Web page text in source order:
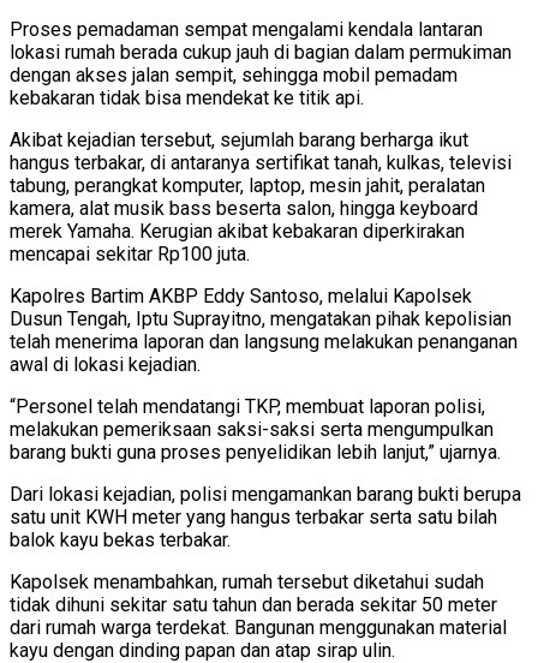
Proses pemadaman sempat mengalami kendala lantaran
lokasi rumah berada cukup jauh di bagian dalam permukiman
dengan akses jalan sempit, sehingga mobil pemadam
kebakaran tidak bisa mendekat ke titik api.
Akibat kejadian tersebut, sejumlah barang berharga ikut
hangus terbakar, di antaranya sertifikat tanah, kulkas, televisi
tabung, perangkat komputer, laptop, mesin jahit, peralatan
kamera, alat musik bass beserta salon, hingga keyboard
merek Yamaha. Kerugian akibat kebakaran diperkirakan
mencapai sekitar Rp100 juta.
Kapolres Bartim AKBP Eddy Santoso, melalui Kapolsek
Dusun Tengah, Iptu Suprayitno, mengatakan pihak kepolisian
telah menerima laporan dan langsung melakukan penanganan
awal di lokasi kejadian.
“Personel telah mendatangi TKP, membuat laporan polisi,
melakukan pemeriksaan saksi-saksi serta mengumpulkan
barang bukti guna proses penyelidikan lebih lanjut,” ujarnya.
Dari lokasi kejadian, polisi mengamankan barang bukti berupa
satu unit KWH meter yang hangus terbakar serta satu bilah
balok kayu bekas terbakar.
Kapolsek menambahkan, rumah tersebut diketahui sudah
tidak dihuni sekitar satu tahun dan berada sekitar 50 meter
dari rumah warga terdekat. Bangunan menggunakan material
kayu dengan dinding papan dan atap sirap ulin.